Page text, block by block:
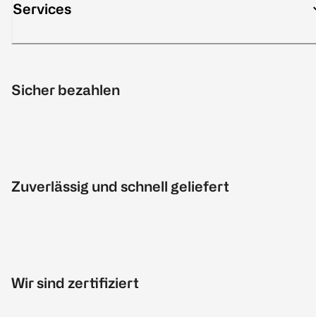
Services
Sicher bezahlen
Zuverlässig und schnell geliefert
Wir sind zertifiziert